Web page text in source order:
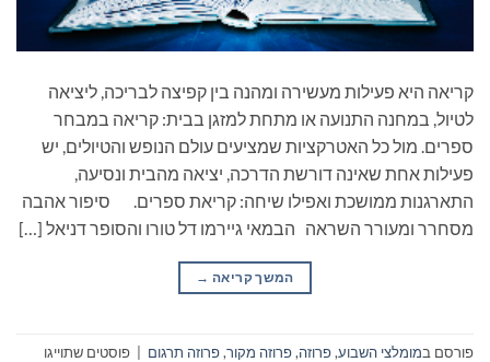
קריאה היא פעילות מעשירה ומהנה בין קפיצה לבריכה, ליציאה
לטיול, במחנה התנועה או מתחת למזגן בבית: קריאה במבחר
ספרים. מול כל האטרקציות שמציעים עולם הנופש והטיולים, יש
פעילות אחת שאינה דורשת הדרכה, יציאה מהבית ונסיעה,
התארגנות ממושכת ואפילו שיחה: קריאת ספרים. סיפור אהבה
מסחרר ומעורר השראה הבמאי גיירמו דל טורו והסופר דניאל […]
המשך קריאה →
פורסם במומלצי השבוע,פרוזה,פרוזה מקור,פרוזה תרגום
פוסטים שתוייגו